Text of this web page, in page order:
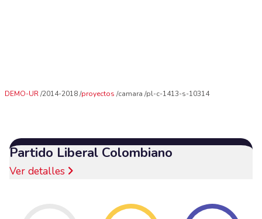
DEMO-UR 2014-2018 proyectos camara pl-c-1413-s-10314
Partido Liberal Colombiano
Ver detalles